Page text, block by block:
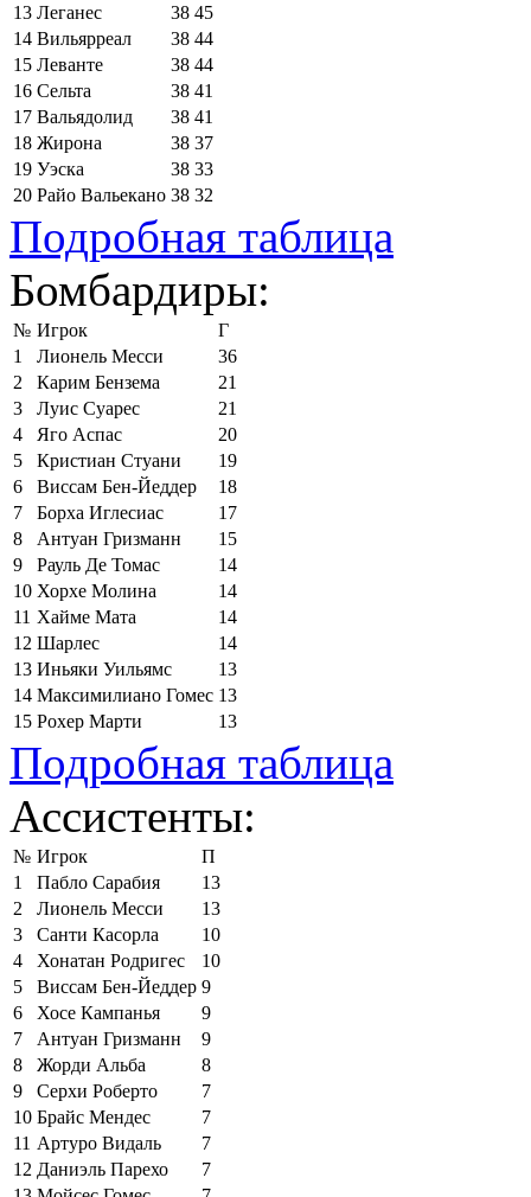
13 Леганес 38 45
14 Вильярреал 38 44
15 Леванте 38 44
16 Сельта 38 41
17 Вальядолид 38 41
18 Жирона 38 37
19 Уэска 38 33
20 Райо Вальекано 38 32
Подробная таблица
Бомбардиры:
№ Игрок
Г
1
Лионель Месси
36
2
Карим Бензема
21
3
Луис Суарес
21
4
Яго Аспас
20
5
Кристиан Стуани
19
6
Виссам Бен-Йеддер
18
7
Борха Иглесиас
17
8
Антуан Гризманн
15
9
Рауль Де Томас
14
10 Хорхе Молина
14
11 Хайме Мата
14
12 Шарлес
14
13 Иньяки Уильямс
13
14 Максимилиано Гомес 13
15 Рохер Марти 13
Подробная таблица
Ассистенты:
№ Игрок
П
1
Пабло Сарабия
13
2
Лионель Месси
13
3
Санти Касорла
10
4
Хонатан Родригес
10
5
Виссам Бен-Йеддер 9
6
Хосе Кампанья
9
7
Антуан Гризманн
9
8
Жорди Альба
8
9
Серхи Роберто
7
10 Брайс Мендес
7
11 Артуро Видаль
7
12 Даниэль Парехо
7